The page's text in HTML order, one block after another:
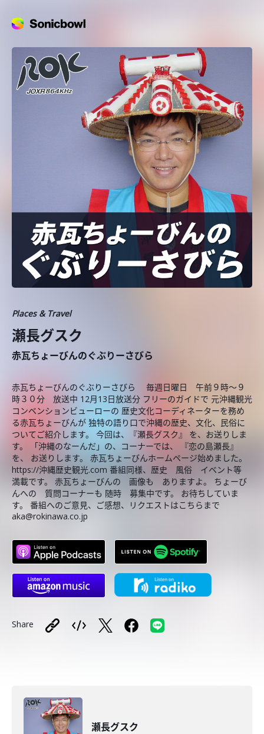
Places & Travel
瀬長グスク
赤瓦ちょーびんのぐぶりーさびら
赤瓦ちょーびんのぐぶりーさびら 毎週日曜日 午前９時～９
時３０分 放送中 12月13日放送分 フリーのガイドで 元沖縄観光
コンベンションビューローの 歴史文化コーディネーターを務め
る赤瓦ちょーびんが 独特の語り口で沖縄の歴史、文化、民俗に
ついてご紹介します。 今回は、『瀬長グスク』 を、お送りしま
す。 「沖縄のなーんだ」の、コーナーでは、 『恋の島瀬長』
を、 お送りします。 赤瓦ちょーびんホームページ始めました。
https://沖縄歴史観光.com 番組同様、歴史 風俗 イベント等
満載です。 赤瓦ちょーびんの 画像も ありますよ。 ちょーび
んへの 質問コーナーも 随時 募集中です。 お待ちしていま
す。 番組へのご意見、ご感想、リクエストはこちらまで
aka@rokinawa.co.jp
Share
瀬長グスク